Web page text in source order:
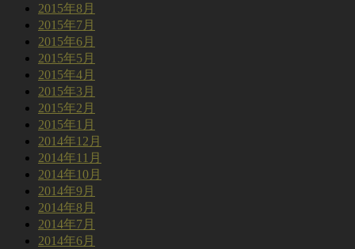
2015年8月
2015年7月
2015年6月
2015年5月
2015年4月
2015年3月
2015年2月
2015年1月
2014年12月
2014年11月
2014年10月
2014年9月
2014年8月
2014年7月
2014年6月